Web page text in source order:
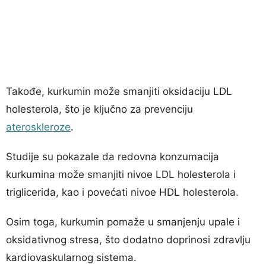
Takođe, kurkumin može smanjiti oksidaciju LDL
holesterola, što je ključno za prevenciju
ateroskleroze.
Studije su pokazale da redovna konzumacija
kurkumina može smanjiti nivoe LDL holesterola i
triglicerida, kao i povećati nivoe HDL holesterola.
Osim toga, kurkumin pomaže u smanjenju upale i
oksidativnog stresa, što dodatno doprinosi zdravlju
kardiovaskularnog sistema.